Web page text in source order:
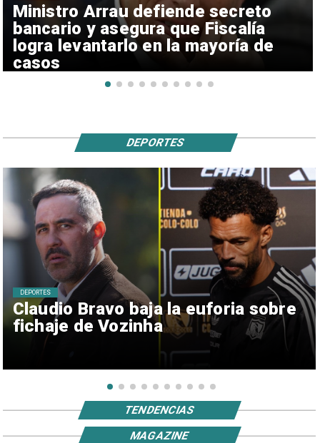
Ministro Arrau defiende secreto
bancario y asegura que Fiscalía
logra levantarlo en la mayoría de
casos
Claudio Bravo baja la euforia sobre
fichaje de Vozinha
DEPORTES
DEPORTES
TENDENCIAS
MAGAZINE